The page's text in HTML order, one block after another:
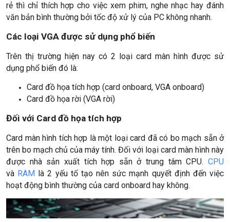
rẻ thì chỉ thích hợp cho việc xem phim, nghe nhạc hay đánh
văn bản bình thường bởi tốc độ xử lý của PC không nhanh.
Các loại VGA được sử dụng phổ biến
Trên thị trường hiện nay có 2 loại card màn hình được sử
dụng phổ biến đó là:
Card đồ họa tích hợp (card onboard, VGA onboard)
Card đồ họa rời (VGA rời)
Đối với Card đồ họa tích hợp
Card màn hình tích hợp là một loại card đã có bo mạch sẵn ở
trên bo mạch chủ của máy tính. Đối với loại card màn hình này
được nhà sản xuất tích hợp sẵn ở trung tâm CPU. CPU
và RAM là 2 yếu tố tạo nên sức mạnh quyết định đến việc
hoạt động bình thường của card onboard hay không.